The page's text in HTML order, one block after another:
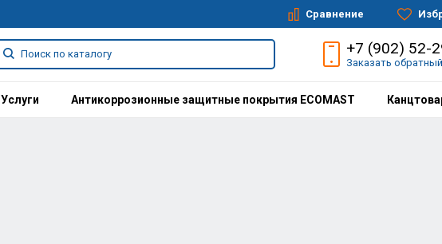
Сравнение
+7 (902) 52-
Заказать
Услуги Антикоррозионные защитные покрытия ECOMAST